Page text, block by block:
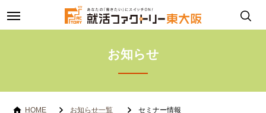
toggle
navigation
お知らせ
HOME お知らせ一覧 セミナー情報